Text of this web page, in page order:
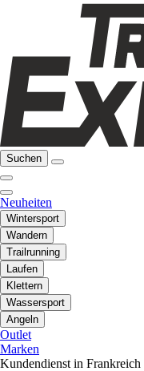
Suchen
Neuheiten
Wintersport
Wandern
Trailrunning
Laufen
Klettern
Wassersport
Angeln
Outlet
Marken
Kundendienst in Frankreich